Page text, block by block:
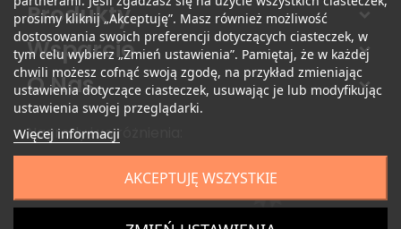
Produkty
Wsparcie
O Nas
prosimy kliknij „Akceptuję”. Masz również możliwość
dostosowania swoich preferencji dotyczących ciasteczek, w
tym celu wybierz „Zmień ustawienia”. Pamiętaj, że w każdej
chwili możesz cofnąć swoją zgodę, na przykład zmieniając
ustawienia dotyczące ciasteczek, usuwając je lub modyfikując
ustawienia swojej przeglądarki.
Więcej informacji
AKCEPTUJĘ WSZYSTKIE
Nagrody i wyróżnienia: